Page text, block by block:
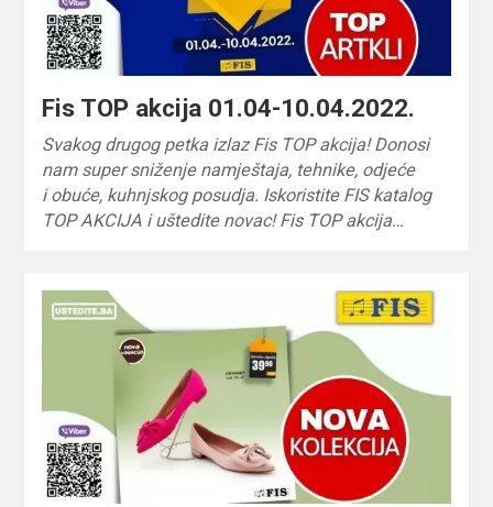
Fis TOP akcija 01.04-10.04.2022.
Svakog drugog petka izlaz Fis TOP akcija! Donosi
nam super sniženje namještaja, tehnike, odjeće
i obuće, kuhnjskog posudja. Iskoristite FIS katalog
TOP AKCIJA i uštedite novac! Fis TOP akcija…